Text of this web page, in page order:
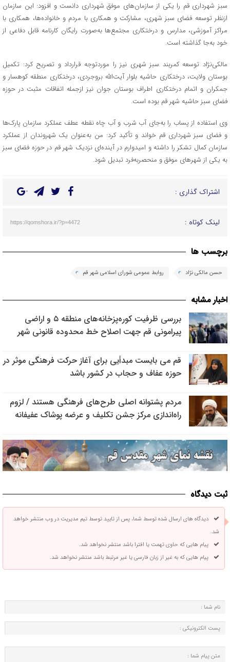
سبز شهرداری قم را یکی از سازمان‌های موفق شهرداری دانست و افزود: این سازمان
ازنظر توسعه فضای سبز شهری، مشارکت و همکاری با مردم و خانواده‌ها، همکاری با
مراکز آموزشی، مدارس و درختکاری مجتمع‌ها به‌صورت رایگان کارنامه قابل دفاعی از
خود به‌جا گذاشته است.
مالکی‌نژاد توسعه کمربند سبز شهری نیز را موردتوجه قرارداد و تصریح کرد: تکمیل
بوستان ولایت، درختکاری حاشیه بلوار آیت‌الله بروجردی، درختکاری منطقه کوهسار و
جمکران و اتمام درختکاری اطراف بوستان جوان نیز ازجمله اتفاقات مثبت در حوزه
فضای سبز حاشیه شهر قم بوده است.
وی استفاده از پساب را به‌جای آب شرب و آب چاه نقطه عطف عملکرد سازمان پارک‌ها
و فضای سبز شهرداری قم خواند و تأکید کرد: من به‌عنوان یک شهروندان از عملکرد
سازمان کمال تشکر را داشته و امیدوارم در آینده‌ای نزدیک شهر قم در حوزه فضای سبز
به یکی از شهرهای موفق و منحصربه‌فرد تبدیل شود.
اشتراک گذاری :
لینک کوتاه : https://qomshora.ir/?p=4472
برچسب ها
حسن مالکی نژاد روابط عمومی شورای اسلامی شهر قم
اخبار مشابه
بررسی ظرفیت کوره‌پزخانه‌های منطقه ۵ و اراضی
پیرامونی قم جهت اصلاح خط محدوده قانونی شهر
قم می بایست مبدأیی برای آغاز حرکت فرهنگی موثر در
حوزه عفاف و حجاب در کشور باشد
مردم پشتوانه اصلی طرح‌های فرهنگی هستند / لزوم
راه‌اندازی مرکز جشن تکلیف و عرضه پوشاک عفیفانه
ثبت دیدگاه
دیدگاه های ارسال شده توسط شما، پس از تایید توسط تیم مدیریت در وب منتشر خواهد
شد.
پیام هایی که حاوی تهمت یا افترا باشد منتشر نخواهد شد.
پیام هایی که به غیر از زبان فارسی یا غیر مرتبط باشد منتشر نخواهد شد.